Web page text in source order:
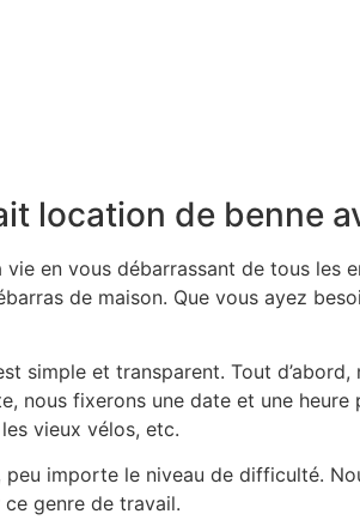
location de benne
en vous débarrassant de tous les
de maison. Que vous ayez
simple et transparent. Tout
nous fixerons une date et une
vieux vélos, etc.
importe le niveau de difficulté.
genre de travail.